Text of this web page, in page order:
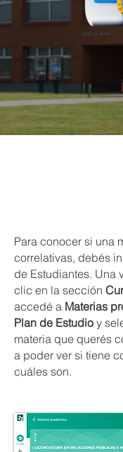
Para conocer si una
correlativas, debés
de Estudiantes. Una
clic en la sección
accedé a Materias
Plan de Estudio y
materia que querés
a poder ver si tiene
cuáles son.